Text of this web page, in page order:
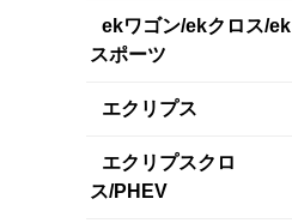
ekワゴン/ekクロス/ek
スポーツ
エクリプス
エクリプスクロ
ス/PHEV